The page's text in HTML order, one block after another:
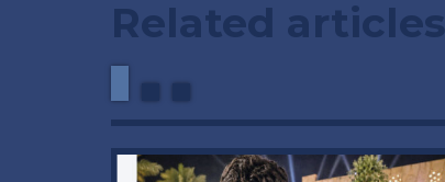
Related articles